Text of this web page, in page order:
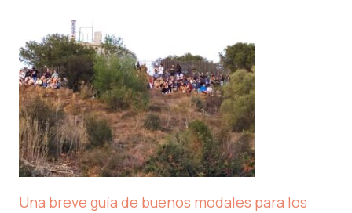
Una breve guía de buenos modales para los